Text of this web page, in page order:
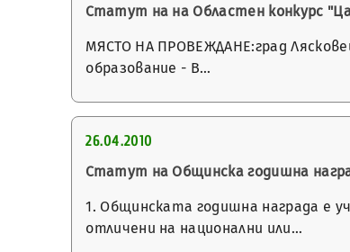
Статут на на Областен конкурс
МЯСТО НА ПРОВЕЖДАНЕ:град
образование - В…
26.04.2010
Статут на Общинска годишна
1. Общинската годишна награда е
отличени на национални или…